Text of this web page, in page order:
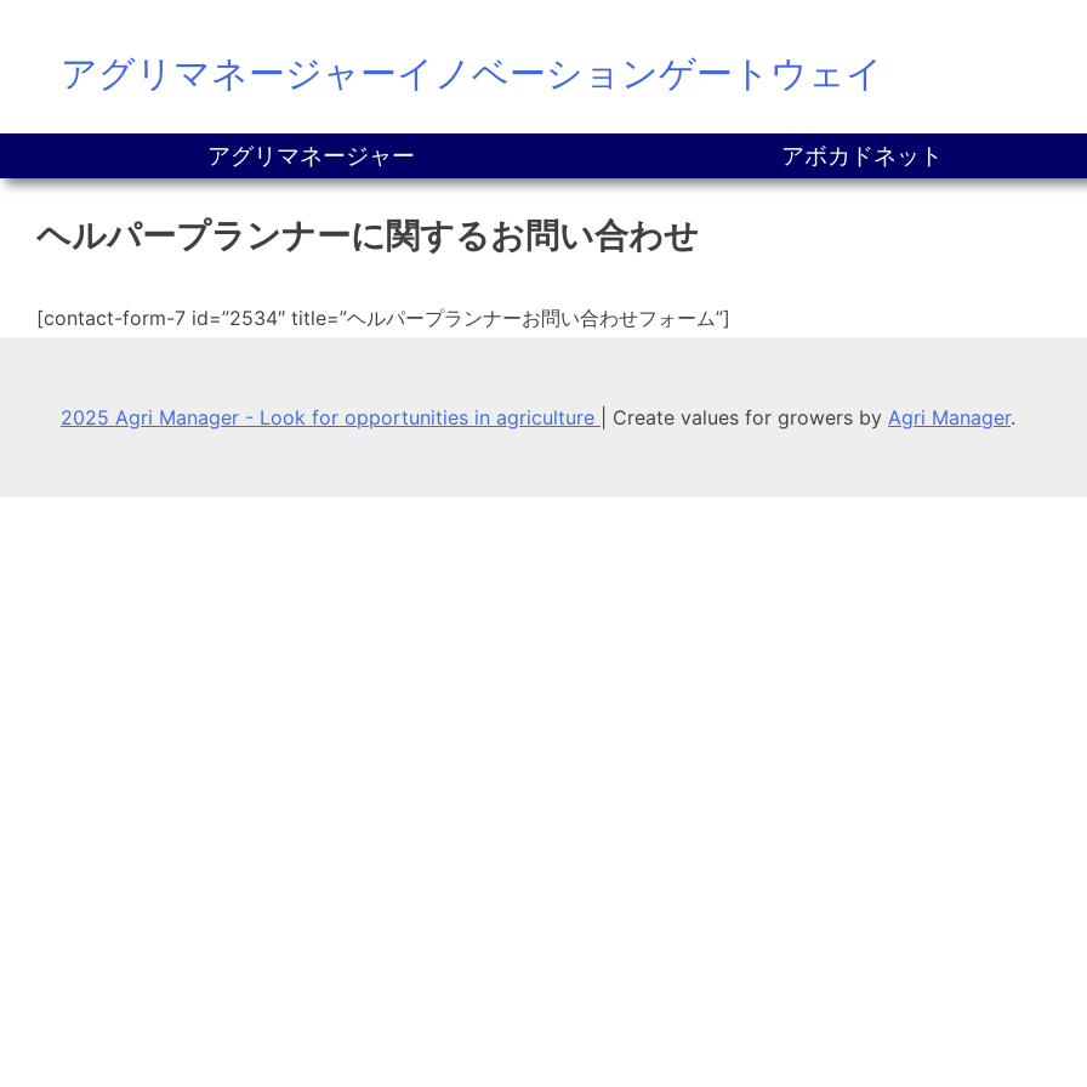
content
アグリマネージャーイノベーションゲートウェイ
アグリマネージャー アボカドネット
ヘルパープランナーに関するお問い合わせ
[contact-form-7 id=”2534″ title=”ヘルパープランナーお問い合わせフォーム”]
2025 Agri Manager - Look for opportunities in agriculture Create values for growers by Agri Manager.